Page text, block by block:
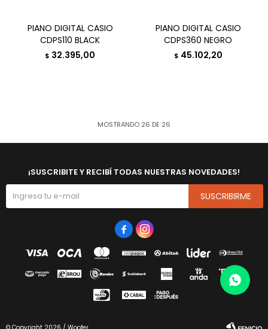
PIANO DIGITAL CASIO
CDPS110 BLACK
$ 32.395,00
PIANO DIGITAL CASIO
CDPS360 NEGRO
$ 45.102,20
MOSTRANDO 26 DE 26
¡SUSCRIBITE Y RECIBÍ TODAS NUESTRAS NOVEDADES!
SUSCRIBIRME
 